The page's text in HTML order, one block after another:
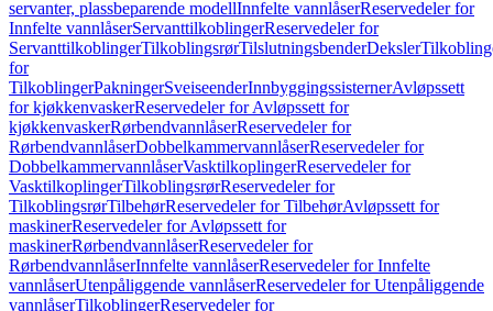
servanter, plassbeparende modellInnfelte vannlåserReservedeler for
Innfelte vannlåserServanttilkoblingerReservedeler for
ServanttilkoblingerTilkoblingsrørTilslutningsbenderDeksler
for
TilkoblingerPakningerSveiseenderInnbyggingssisternerAvløpssett
for kjøkkenvaskerReservedeler for Avløpssett for
kjøkkenvaskerRørbendvannlåserReservedeler for
RørbendvannlåserDobbelkammervannlåserReservedeler for
DobbelkammervannlåserVasktilkoplingerReservedeler for
VasktilkoplingerTilkoblingsrørReservedeler for
TilkoblingsrørTilbehørReservedeler for TilbehørAvløpssett for
maskinerReservedeler for Avløpssett for
maskinerRørbendvannlåserReservedeler for
RørbendvannlåserInnfelte vannlåserReservedeler for Innfelte
vannlåserUtenpåliggende vannlåserReservedeler for Utenpåliggende
vannlåserTilkoblingerReservedeler for